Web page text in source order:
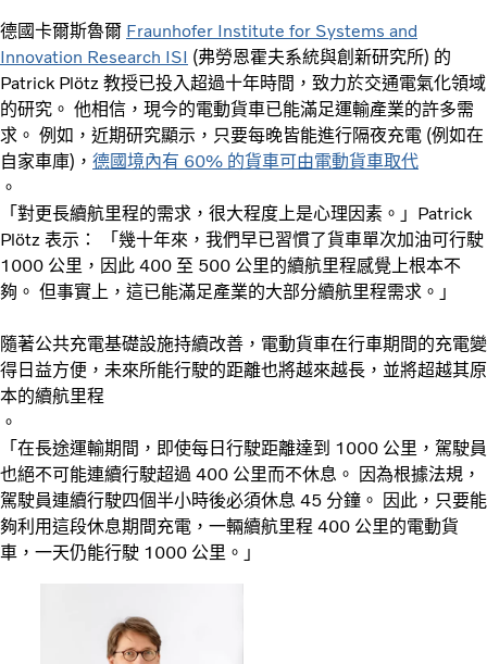
德國卡爾斯魯爾 Fraunhofer Institute for Systems and
Innovation Research ISI (弗勞恩霍夫系統與創新研究所) 的
Patrick Plötz 教授已投入超過十年時間，致力於交通電氣化領域
的研究。 他相信，現今的電動貨車已能滿足運輸產業的許多需
求。 例如，近期研究顯示，只要每晚皆能進行隔夜充電 (例如在
自家車庫)， 德國境內有 60% 的貨車可由電動貨車取代
。
「對更長續航里程的需求，很大程度上是心理因素。」Patrick
Plötz 表示： 「幾十年來，我們早已習慣了貨車單次加油可行駛
1000 公里，因此 400 至 500 公里的續航里程感覺上根本不
夠。 但事實上，這已能滿足產業的大部分續航里程需求。」
隨著公共充電基礎設施持續改善，電動貨車在行車期間的充電變
得日益方便，未來所能行駛的距離也將越來越長，並將超越其原
本的續航里程
。
「在長途運輸期間，即使每日行駛距離達到 1000 公里，駕駛員
也絕不可能連續行駛超過 400 公里而不休息。 因為根據法規，
駕駛員連續行駛四個半小時後必須休息 45 分鐘。 因此，只要能
夠利用這段休息期間充電，一輛續航里程 400 公里的電動貨
車，一天仍能行駛 1000 公里。」